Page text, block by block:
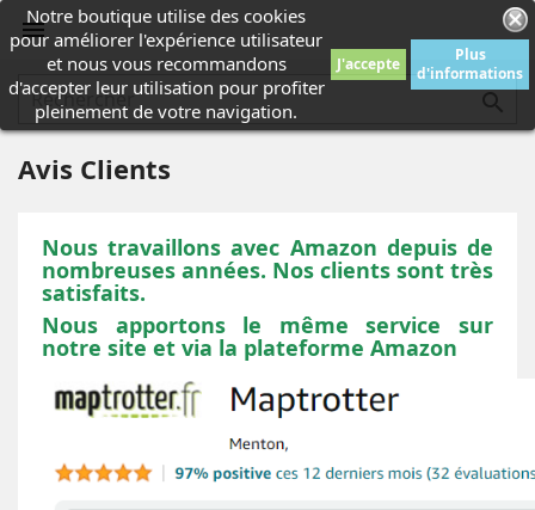


Notre boutique utilise des cookies
pour améliorer l'expérience utilisateur
et nous vous recommandons
d'accepter leur utilisation pour profiter
pleinement de votre navigation.
J'accepte
Plus
d'informations
Avis Clients
Nous travaillons avec Amazon depuis de
nombreuses années. Nos clients sont très
satisfaits.
Nous apportons le même service sur
notre site et via la plateforme Amazon